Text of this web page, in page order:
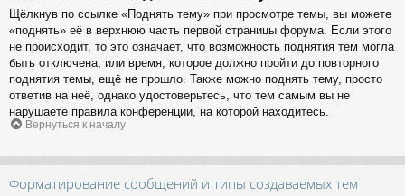
Щёлкнув по ссылке «Поднять тему» при просмотре темы, вы можете
«поднять» её в верхнюю часть первой страницы форума. Если этого
не происходит, то это означает, что возможность поднятия тем могла
быть отключена, или время, которое должно пройти до повторного
поднятия темы, ещё не прошло. Также можно поднять тему, просто
ответив на неё, однако удостоверьтесь, что тем самым вы не
нарушаете правила конференции, на которой находитесь.
Вернуться к началу
Форматирование сообщений и типы создаваемых тем